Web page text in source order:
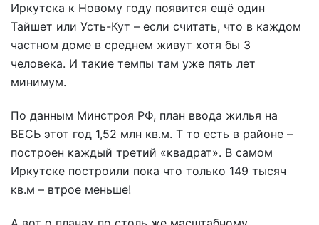
Иркутска к Новому году появится ещё один
Тайшет или Усть-Кут – если считать, что в каждом
частном доме в среднем живут хотя бы 3
человека. И такие темпы там уже пять лет
минимум.
По данным Минстроя РФ, план ввода жилья на
ВЕСЬ этот год 1,52 млн кв.м. Т то есть в районе –
построен каждый третий «квадрат». В самом
Иркутске построили пока что только 149 тысяч
кв.м – втрое меньше!